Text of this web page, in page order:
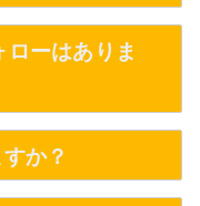
ーはありま
か？